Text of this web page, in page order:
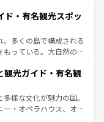
を参照してほしい。
ピング、エンターテイ
トだ。一方、アメリカ
キャニオンやイエロー
堪能できる。さらに、南
地域で異なる魅力を楽
史を感じることができ
列車の旅も、アメリカ
リカ
ほしい。
ド・有名観光スポッ
多くの島で構成される
っている。大自然の神
観光地といえばオアフ
ウイ島やカウアイ島が
く海をはじめ、豊かな
ハスピリット」と呼ば
観光ガイド・有名観
様な文化が魅力の国。
・オペラハウス、オー